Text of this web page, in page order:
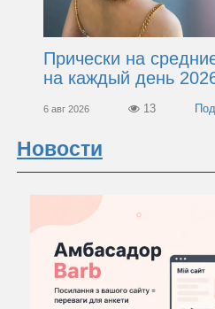
Прически на
на каждый день
6 авг 2026 13
Новости